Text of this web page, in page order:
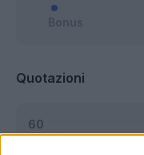
Bonus
Quotazioni